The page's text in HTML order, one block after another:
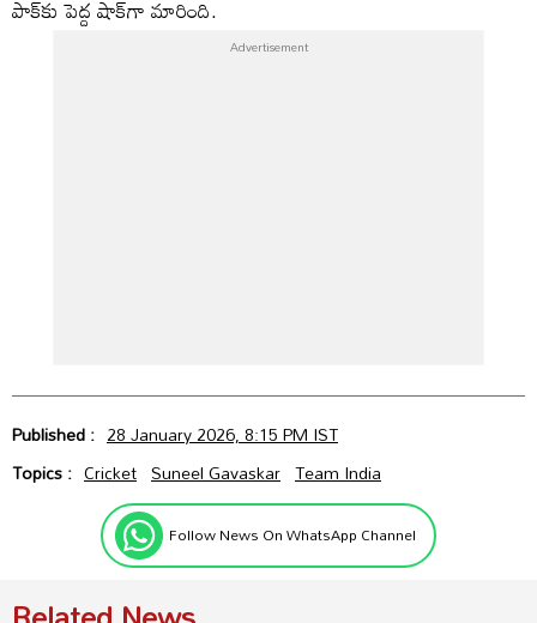
పాక్‌కు పెద్ద షాక్‌గా మారింది.
Published : 28 January 2026, 8:15 PM IST
Topics : Cricket Suneel Gavaskar Team India
Follow News On WhatsApp Channel